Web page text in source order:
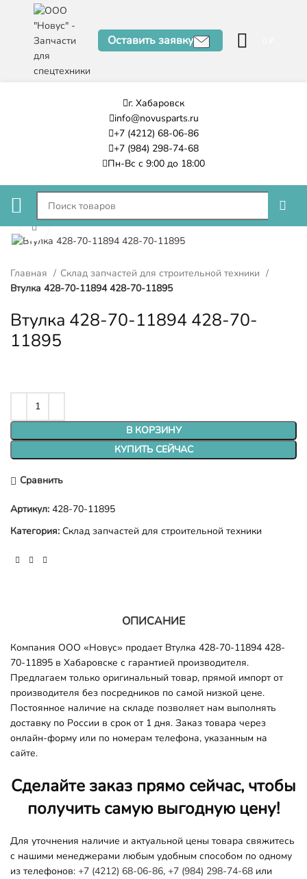
Оставить заявку
г. Хабаровск
info@novusparts.ru
+7 (4212) 68-06-86
+7 (984) 298-74-68
Пн-Вс с 9:00 до 18:00
Нажмите, чтобы увеличить
Главная
Склад запчастей для строительной техники
Втулка 428-70-11894 428-70-11895
Втулка 428-70-11894 428-70-
11895
В КОРЗИНУ
КУПИТЬ СЕЙЧАС
Сравнить
Артикул: 428-70-11895
Категория: Склад запчастей для строительной техники
ОПИСАНИЕ
Компания ООО «Новус» продает Втулка 428-70-11894 428-
70-11895 в Хабаровске с гарантией производителя.
Предлагаем только оригинальный товар, прямой импорт от
производителя без посредников по самой низкой цене.
Постоянное наличие на складе позволяет нам выполнять
доставку по России в срок от 1 дня. Заказ товара через
онлайн-форму или по номерам телефона, указанным на
сайте.
Сделайте заказ прямо сейчас, чтобы
получить самую выгодную цену!
Для уточнения наличие и актуальной цены товара свяжитесь
с нашими менеджерами любым удобным способом по одному
из телефонов: +7 (4212) 68-06-86, +7 (984) 298-74-68 или